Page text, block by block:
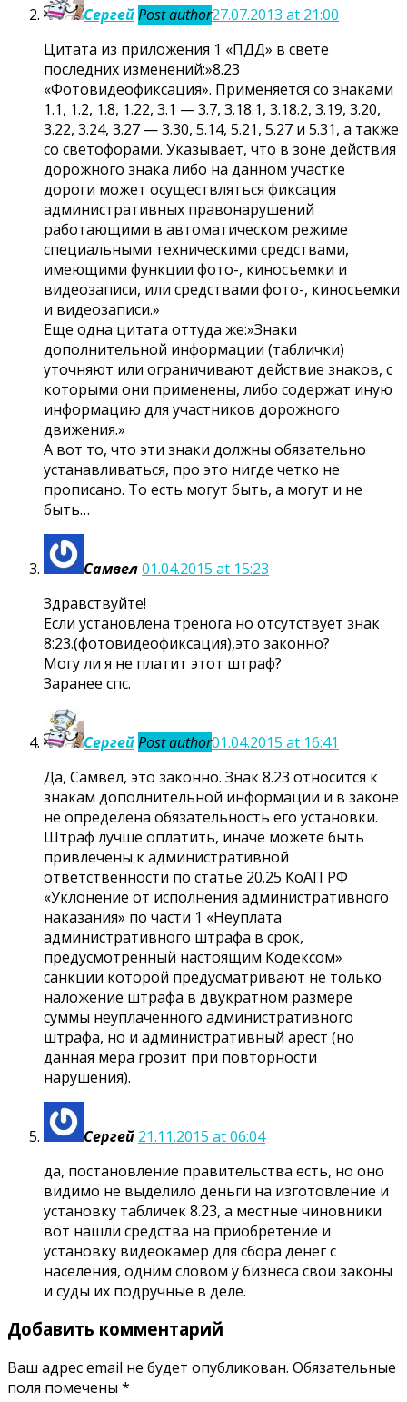
СергейPost author27.07.2013 at 21:00
Цитата из приложения 1 «ПДД» в свете
последних изменений:»8.23
«Фотовидеофиксация». Применяется со знаками
1.1, 1.2, 1.8, 1.22, 3.1 — 3.7, 3.18.1, 3.18.2, 3.19, 3.20,
3.22, 3.24, 3.27 — 3.30, 5.14, 5.21, 5.27 и 5.31, а также
со светофорами. Указывает, что в зоне действия
дорожного знака либо на данном участке
дороги может осуществляться фиксация
административных правонарушений
работающими в автоматическом режиме
специальными техническими средствами,
имеющими функции фото-, киносъемки и
видеозаписи, или средствами фото-, киносъемки
и видеозаписи.»
Еще одна цитата оттуда же:»Знаки
дополнительной информации (таблички)
уточняют или ограничивают действие знаков, с
которыми они применены, либо содержат иную
информацию для участников дорожного
движения.»
А вот то, что эти знаки должны обязательно
устанавливаться, про это нигде четко не
прописано. То есть могут быть, а могут и не
быть…
Самвел01.04.2015 at 15:23
Здравствуйте!
Если установлена тренога но отсутствует знак
8:23.(фотовидеофиксация),это законно?
Могу ли я не платит этот штраф?
Заранее спс.
СергейPost author01.04.2015 at 16:41
Да, Самвел, это законно. Знак 8.23 относится к
знакам дополнительной информации и в законе
не определена обязательность его установки.
Штраф лучше оплатить, иначе можете быть
привлечены к административной
ответственности по статье 20.25 КоАП РФ
«Уклонение от исполнения административного
наказания» по части 1 «Неуплата
административного штрафа в срок,
предусмотренный настоящим Кодексом»
санкции которой предусматривают не только
наложение штрафа в двукратном размере
суммы неуплаченного административного
штрафа, но и административный арест (но
данная мера грозит при повторности
нарушения).
Сергей 21.11.2015 at 06:04
да, постановление правительства есть, но оно
видимо не выделило деньги на изготовление и
установку табличек 8.23, а местные чиновники
вот нашли средства на приобретение и
установку видеокамер для сбора денег с
населения, одним словом у бизнеса свои законы
и суды их подручные в деле.
Добавить комментарий
Ваш адрес email не будет опубликован. Обязательные
поля помечены *